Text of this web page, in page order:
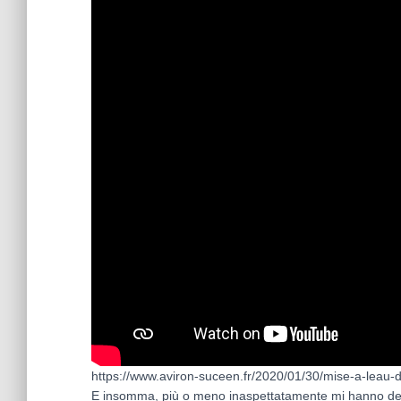
https://www.aviron-suceen.fr/2020/01/30/mise-a-
E insomma, più o meno inaspettatamente mi hanno